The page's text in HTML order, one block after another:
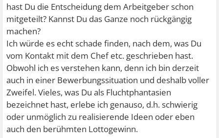
hast Du die Entscheidung dem Arbeitgeber schon
mitgeteilt? Kannst Du das Ganze noch rückgängig
machen?
Ich würde es echt schade finden, nach dem, was Du
vom Kontakt mit dem Chef etc. geschrieben hast.
Obwohl ich es verstehen kann, denn ich bin derzeit
auch in einer Bewerbungssituation und deshalb voller
Zweifel. Vieles, was Du als Fluchtphantasien
bezeichnet hast, erlebe ich genauso, d.h. schwierig
oder unmöglich zu realisierende Ideen oder eben
auch den berühmten Lottogewinn.